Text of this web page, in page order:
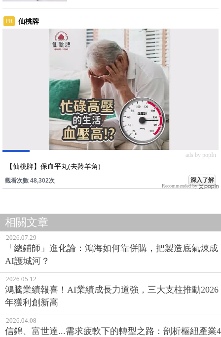
PR 仙桃牌
ads by popIn
【仙桃牌】保血平丸(去羚羊角)
觀看次數 48,302次 深入了解
Recommended by
相關文章
2026.07.29
「總鋪師」進化論：鴻海如何靠併購，把製造底氣煉成
AI護城河？
2026.05.12
鴻騰業績報喜！AI業績成長力道強，三大支柱推動2026
年獲利創新高
2026.04.08
信錦、富世達...需求疲軟下的轉型之路：剖析樞紐產業4